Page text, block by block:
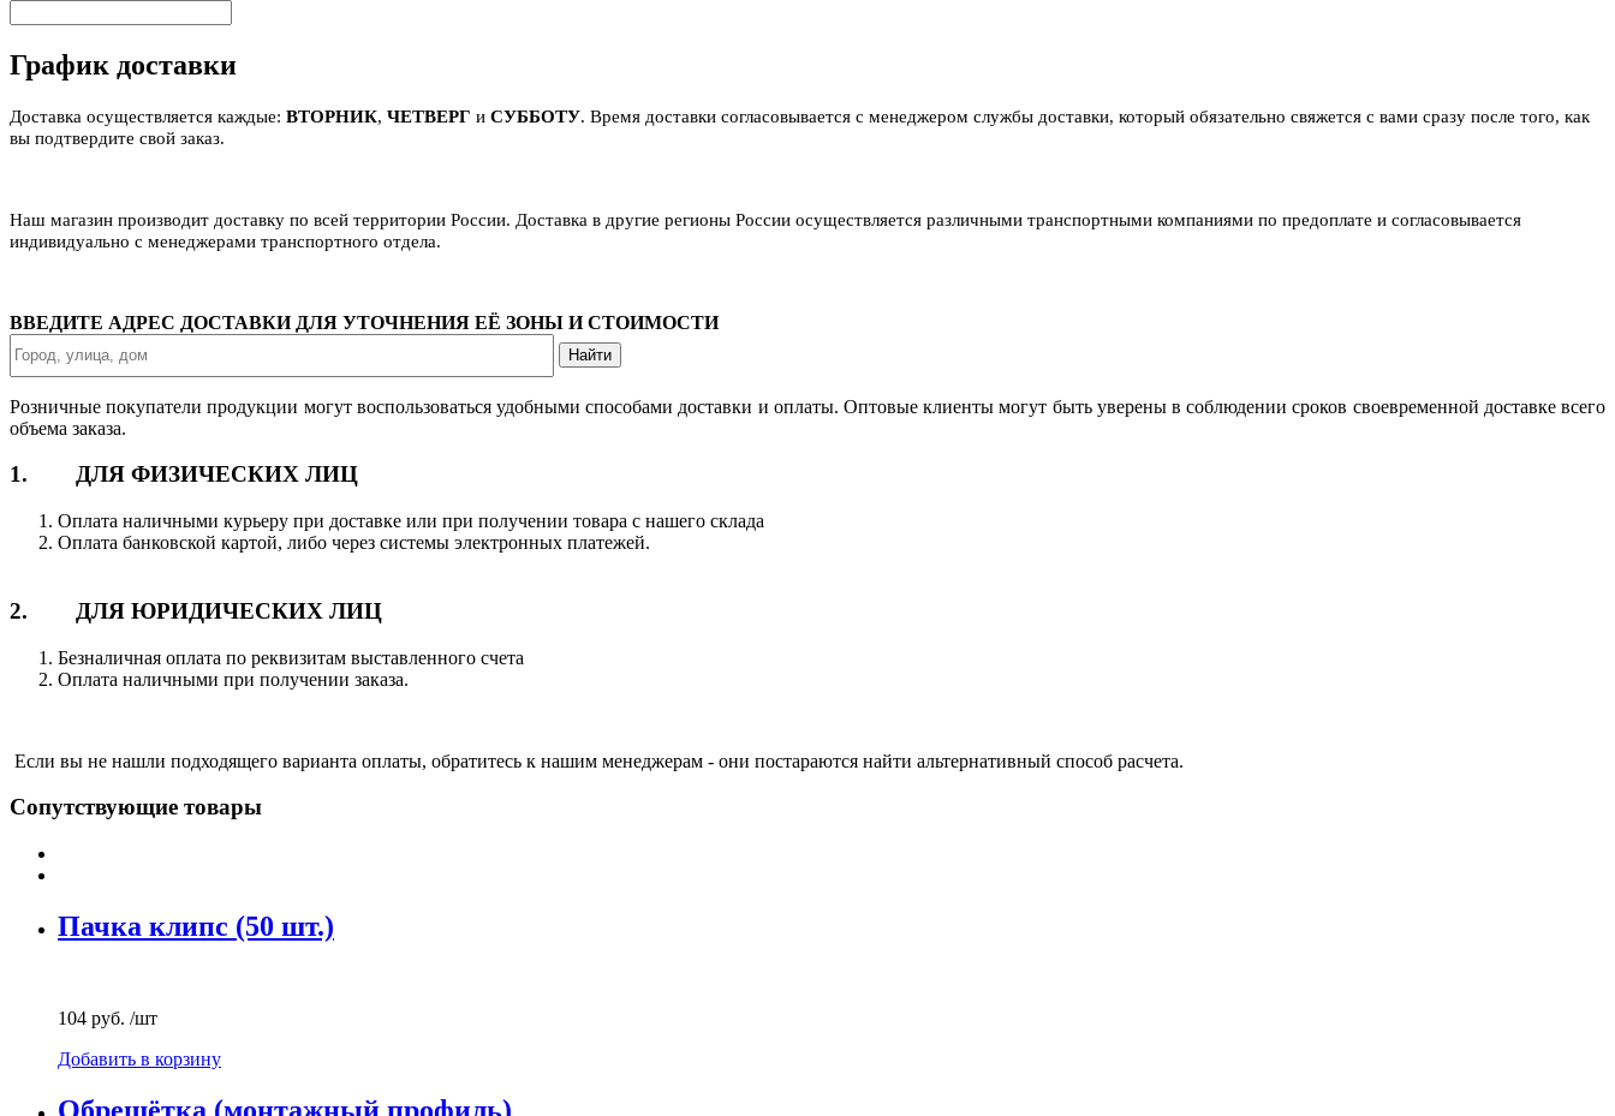
График доставки
Доставка осуществляется каждые: ВТОРНИК, ЧЕТВЕРГ и СУББОТУ. Время доставки согласовывается с менеджером службы доставки, который обязательно свяжется с вами сразу после того, как
вы подтвердите свой заказ.
Наш магазин производит доставку по всей территории России. Доставка в другие регионы России осуществляется различными транспортными компаниями по предоплате и согласовывается
индивидуально с менеджерами транспортного отдела.
ВВЕДИТЕ АДРЕС ДОСТАВКИ ДЛЯ УТОЧНЕНИЯ ЕЁ ЗОНЫ И СТОИМОСТИ
Розничные покупатели продукции могут воспользоваться удобными способами доставки и оплаты. Оптовые клиенты могут быть уверены в соблюдении сроков своевременной доставке всего
объема заказа.
1. ДЛЯ ФИЗИЧЕСКИХ ЛИЦ
Оплата наличными курьеру при доставке или при получении товара с нашего склада
Оплата банковской картой, либо через системы электронных платежей.
2. ДЛЯ ЮРИДИЧЕСКИХ ЛИЦ
Безналичная оплата по реквизитам выставленного счета
Оплата наличными при получении заказа.
Если вы не нашли подходящего варианта оплаты, обратитесь к нашим менеджерам - они постараются найти альтернативный способ расчета.
Сопутствующие товары
Пачка клипс (50 шт.)
104 руб. /шт
Добавить в корзину
Обрешётка (монтажный профиль)